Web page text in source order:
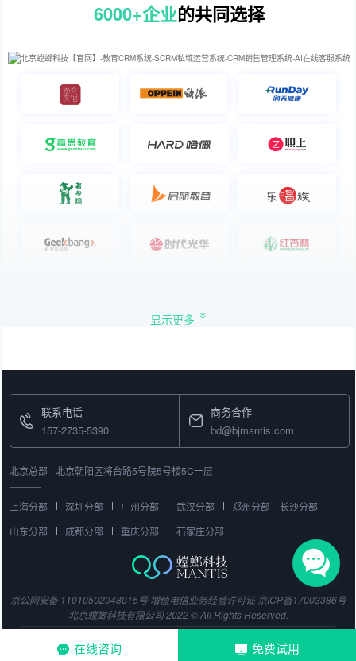
在线咨询 免费试用
6000+企业的共同选择
显示更多
联系电话
157-2735-5390
商务合作
bd@bjmantis.com
北京总部 北京朝阳区将台路5号院5号楼5C一层
上海分部 深圳分部 广州分部 武汉分部 郑州分部
长沙分部
山东分部
成都分部 重庆分部 石家庄分部
京公网安备 11010502048015号 增值电信业务经营许可证 京ICP备17003386号
北京螳螂科技有限公司 2022 © All Rights Reserved.